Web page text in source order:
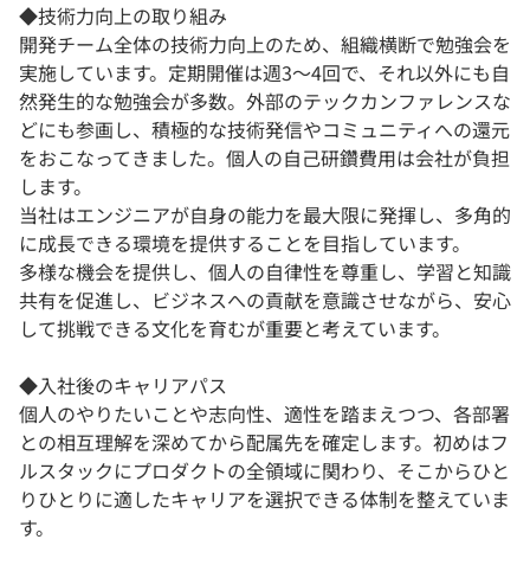
◆技術力向上の取り組み
開発チーム全体の技術力向上のため、組織横断で勉強会を
実施しています。定期開催は週3〜4回で、それ以外にも自
然発生的な勉強会が多数。外部のテックカンファレンスな
どにも参画し、積極的な技術発信やコミュニティへの還元
をおこなってきました。個人の自己研鑽費用は会社が負担
します。
当社はエンジニアが自身の能力を最大限に発揮し、多角的
に成長できる環境を提供することを目指しています。
多様な機会を提供し、個人の自律性を尊重し、学習と知識
共有を促進し、ビジネスへの貢献を意識させながら、安心
して挑戦できる文化を育むが重要と考えています。
◆入社後のキャリアパス
個人のやりたいことや志向性、適性を踏まえつつ、各部署
との相互理解を深めてから配属先を確定します。初めはフ
ルスタックにプロダクトの全領域に関わり、そこからひと
りひとりに適したキャリアを選択できる体制を整えていま
す。